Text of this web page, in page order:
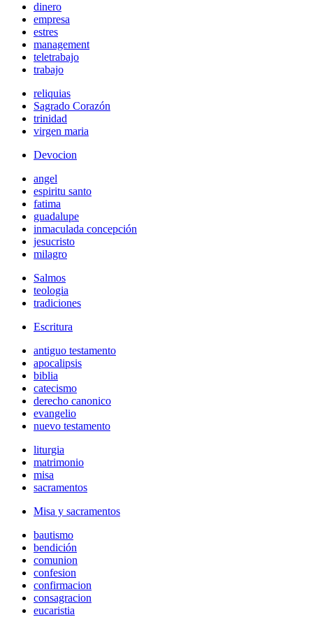
dinero
empresa
estres
management
teletrabajo
trabajo
reliquias
Sagrado Corazón
trinidad
virgen maria
Devocion
angel
espiritu santo
fatima
guadalupe
inmaculada concepción
jesucristo
milagro
Salmos
teologia
tradiciones
Escritura
antiguo testamento
apocalipsis
biblia
catecismo
derecho canonico
evangelio
nuevo testamento
liturgia
matrimonio
misa
sacramentos
Misa y sacramentos
bautismo
bendición
comunion
confesion
confirmacion
consagracion
eucaristia